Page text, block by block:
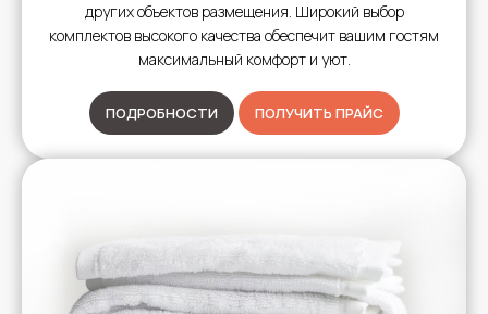
других объектов размещения. Широкий выбор
комплектов высокого качества обеспечит вашим гостям
максимальный комфорт и уют.
ПОДРОБНОСТИ ПОЛУЧИТЬ ПРАЙС